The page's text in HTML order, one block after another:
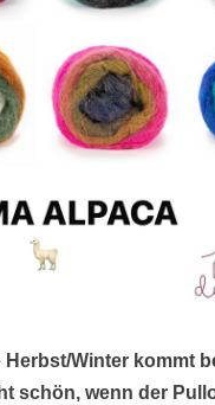
Herbst/Winter kommt
schön, wenn der